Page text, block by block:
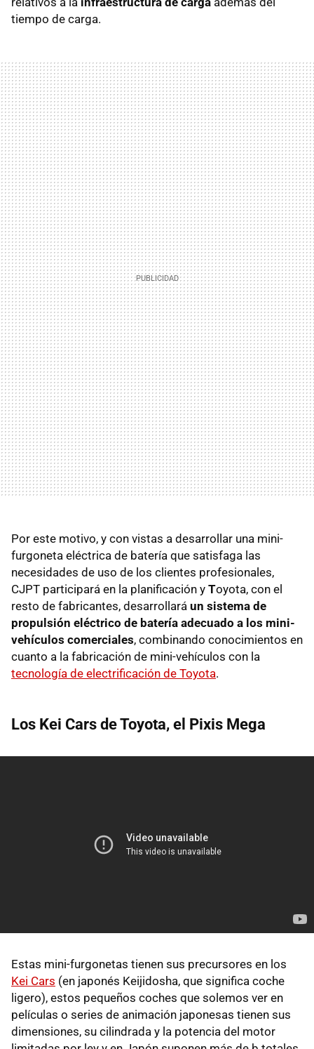
tiempo de carga.
Por este motivo, y con vistas a desarrollar una mini-
furgoneta eléctrica de batería que satisfaga las
necesidades de uso de los clientes profesionales,
CJPT participará en la planificación y Toyota, con el
resto de fabricantes, desarrollará un sistema de
propulsión eléctrico de batería adecuado a los mini-
vehículos comerciales, combinando conocimientos en
cuanto a la fabricación de mini-vehículos con la
tecnología de electrificación de Toyota.
Los Kei Cars de Toyota, el Pixis Mega
Estas mini-furgonetas tienen sus precursores en los
Kei Cars (en japonés Keijidosha, que significa coche
ligero), estos pequeños coches que solemos ver en
películas o series de animación japonesas tienen sus
dimensiones, su cilindrada y la potencia del motor